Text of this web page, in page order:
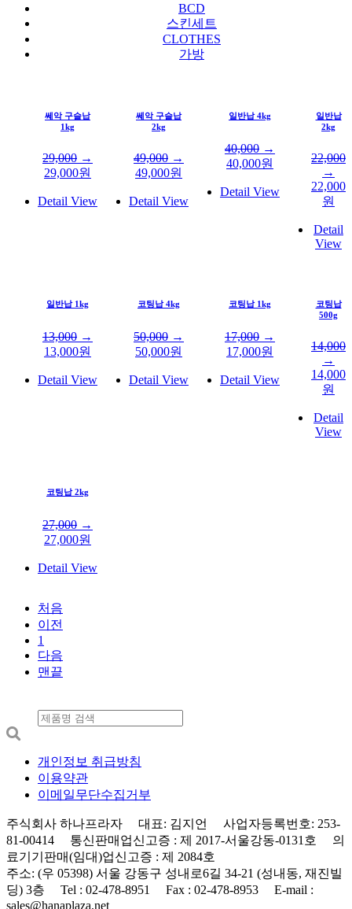
BCD
스킨세트
CLOTHES
가방
쎄악 구슬납
1kg
29,000 →
29,000원
Detail View
쎄악 구슬납
2kg
49,000 →
49,000원
Detail View
일반납 4kg
40,000 →
40,000원
Detail View
일반납
2kg
22,000
→
22,000
원
Detail
View
일반납 1kg
13,000 →
13,000원
Detail View
코팅납 4kg
50,000 →
50,000원
Detail View
코팅납 1kg
17,000 →
17,000원
Detail View
코팅납
500g
14,000
→
14,000
원
Detail
View
코팅납 2kg
27,000 →
27,000원
Detail View
처음
이전
1
다음
맨끝
개인정보 취급방침
이용약관
이메일무단수집거부
주식회사 하나프라자 대표: 김지언 사업자등록번호: 253-
81-00414 통신판매업신고증 : 제 2017-서울강동-0131호 의
료기기판매(임대)업신고증 : 제 2084호
주소: (우 05398) 서울 강동구 성내로6길 34-21 (성내동, 재진빌
딩) 3층 Tel : 02-478-8951 Fax : 02-478-8953 E-mail :
sales@hanaplaza.net